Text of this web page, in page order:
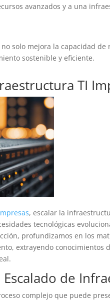
avanzados y a una
solo mejora la capacidad
sostenible y eficiente.
TI
, escalar la
tecnológicas
profundizamos en los
extrayendo conocimientos
de
complejo que puede